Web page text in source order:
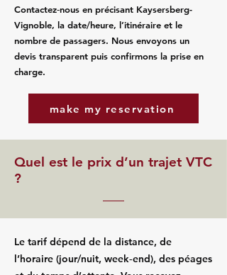
Contactez‑nous en précisant Kaysersberg-
Vignoble, la date/heure, l’itinéraire et le
nombre de passagers. Nous envoyons un
devis transparent puis confirmons la prise en
charge.
make my reservation
Quel est le prix d’un trajet VTC
?
Le tarif dépend de la distance, de
l’horaire (jour/nuit, week‑end), des péages